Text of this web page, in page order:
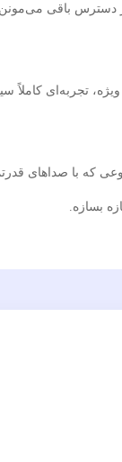
دسترس باقی
تجربه‌ای کاملاً
که با صداهای
بسازه.